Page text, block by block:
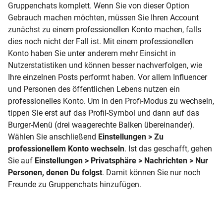
Gruppenchats komplett. Wenn Sie von dieser Option
Gebrauch machen möchten, müssen Sie Ihren Account
zunächst zu einem professionellen Konto machen, falls
dies noch nicht der Fall ist. Mit einem professionellen
Konto haben Sie unter anderem mehr Einsicht in
Nutzerstatistiken und können besser nachverfolgen, wie
Ihre einzelnen Posts performt haben. Vor allem Influencer
und Personen des öffentlichen Lebens nutzen ein
professionelles Konto. Um in den Profi-Modus zu wechseln,
tippen Sie erst auf das Profil-Symbol und dann auf das
Burger-Menü (drei waagerechte Balken übereinander).
Wählen Sie anschließend Einstellungen > Zu
professionellem Konto wechseln. Ist das geschafft, gehen
Sie auf Einstellungen > Privatsphäre > Nachrichten > Nur
Personen, denen Du folgst. Damit können Sie nur noch
Freunde zu Gruppenchats hinzufügen.